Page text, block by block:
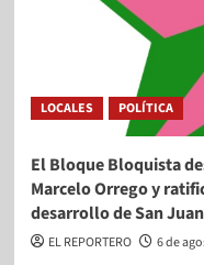
LOCALES POLÍTICA
El Bloque Bloquista
Marcelo Orrego y
desarrollo de San Juan
EL REPORTERO 6 de